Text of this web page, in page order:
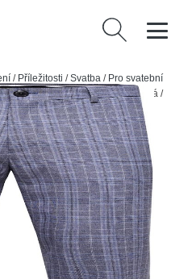
Vyhledávání
/ Příležitosti /Svatba / Pro svatební
kalhoty Selected Homme modrá /